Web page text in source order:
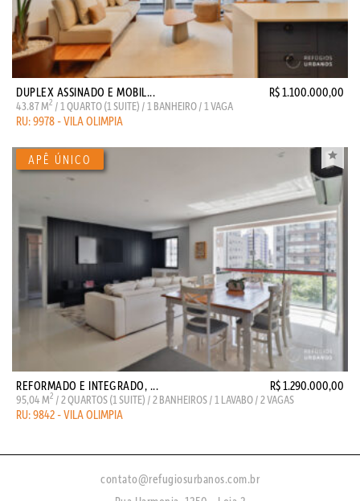
DUPLEX ASSINADO E MOBIL... R$ 1.100.000,00
43.87 M2 / 1 QUARTO (1 SUITE) / 1 BANHEIRO / 1 VAGA
RU: 9978 - VILA OLIMPIA
REFORMADO E INTEGRADO, ... R$ 1.290.000,00
95,04 M2 / 2 QUARTOS (1 SUITE) / 2 BANHEIROS / 1 LAVABO / 2 VAGAS
RU: 9842 - VILA OLIMPIA
contato@refugiosurbanos.com.br